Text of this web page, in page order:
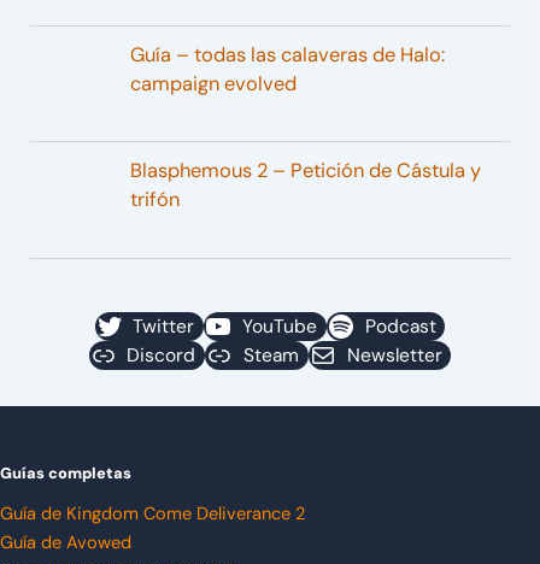
Guía – todas las calaveras de Halo:
campaign evolved
Blasphemous 2 – Petición de Cástula y
trifón
Twitter YouTube
Podcast
Discord
Steam Newsletter
Guías completas
Guía de Kingdom Come Deliverance 2
Guía de Avowed